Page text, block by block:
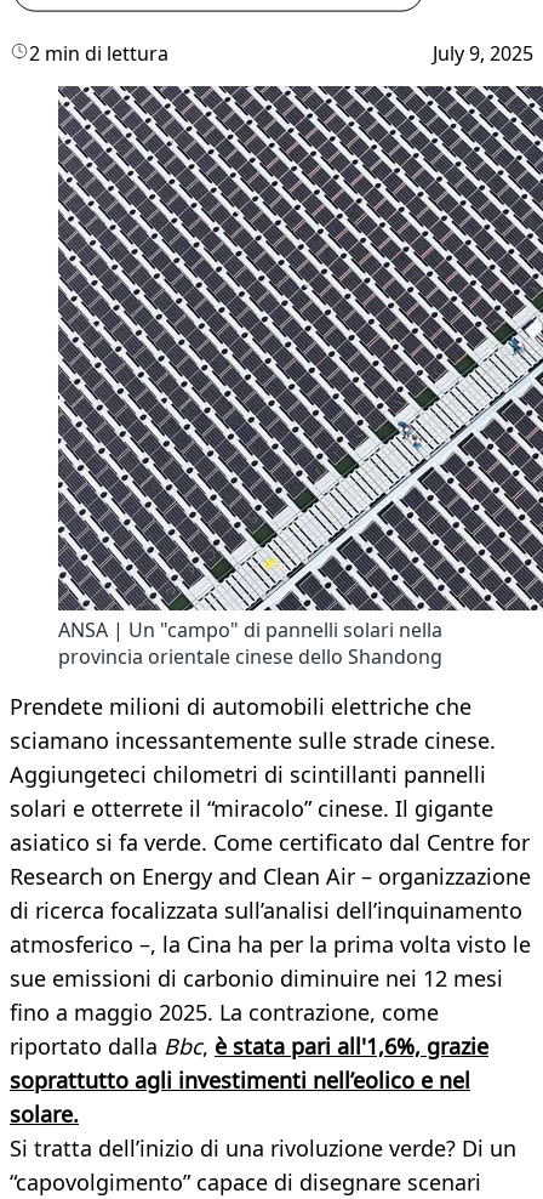
2 min di lettura July 9, 2025
ANSA | Un "campo" di pannelli solari nella
provincia orientale cinese dello Shandong
Prendete milioni di automobili elettriche che
sciamano incessantemente sulle strade cinese.
Aggiungeteci chilometri di scintillanti pannelli
solari e otterrete il “miracolo” cinese. Il gigante
asiatico si fa verde. Come certificato dal Centre for
Research on Energy and Clean Air – organizzazione
di ricerca focalizzata sull’analisi dell’inquinamento
atmosferico –, la Cina ha per la prima volta visto le
sue emissioni di carbonio diminuire nei 12 mesi
fino a maggio 2025. La contrazione, come
riportato dalla Bbc, è stata pari all'1,6%, grazie
soprattutto agli investimenti nell’eolico e nel
solare.
Si tratta dell’inizio di una rivoluzione verde? Di un
“capovolgimento” capace di disegnare scenari